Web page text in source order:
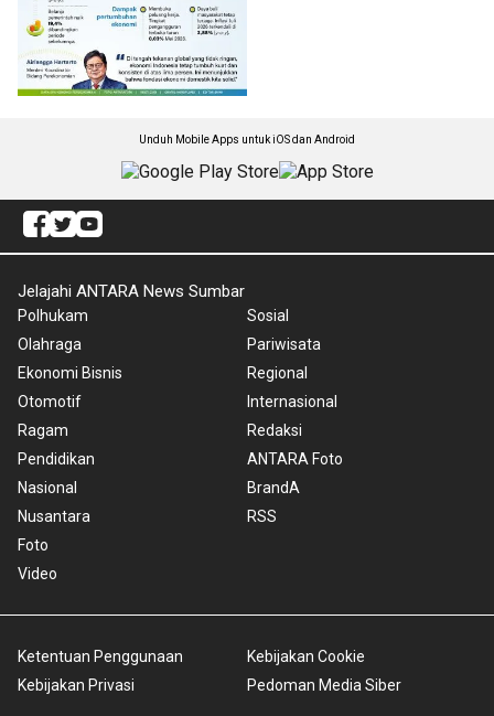
Unduh Mobile Apps untuk iOS dan Android
Jelajahi ANTARA News Sumbar
Polhukam
Olahraga
Ekonomi Bisnis
Otomotif
Ragam
Pendidikan
Nasional
Nusantara
Foto
Video
Sosial
Pariwisata
Regional
Internasional
Redaksi
ANTARA Foto
BrandA
RSS
Ketentuan Penggunaan
Kebijakan Privasi
Kebijakan Cookie
Pedoman Media Siber